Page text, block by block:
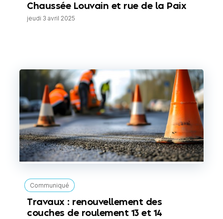
Chaussée Louvain et rue de la Paix
jeudi 3 avril 2025
Communiqué
Travaux : renouvellement des
couches de roulement 13 et 14